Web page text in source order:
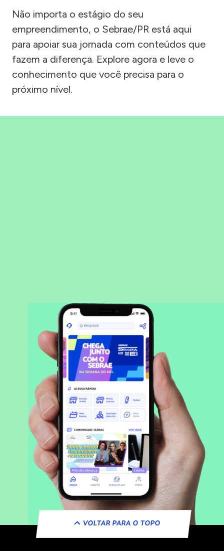
Não importa o estágio do seu
empreendimento, o Sebrae/PR está aqui
para apoiar sua jornada com conteúdos que
fazem a diferença. Explore agora e leve o
conhecimento que você precisa para o
próximo nível.
VOLTAR PARA O TOPO